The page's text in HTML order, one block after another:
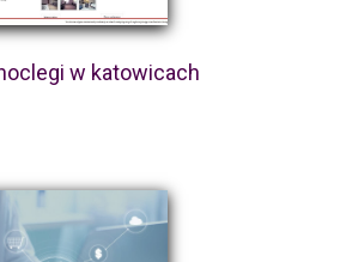
w katowicach